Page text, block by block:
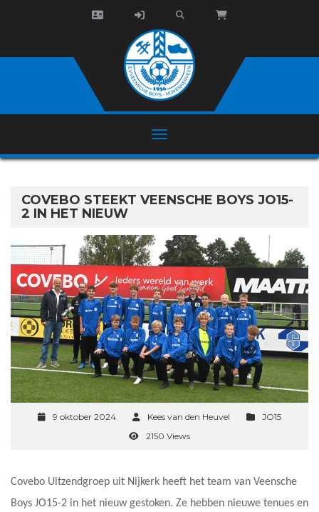
COVEBO STEEKT VEENSCHE BOYS JO15-
2 IN HET NIEUW
9 oktober 2024 Kees van den Heuvel
JO15
2150 Views
Covebo Uitzendgroep uit Nijkerk heeft het team van Veensche
Boys JO15-2 in het nieuw gestoken. Ze hebben nieuwe tenues en